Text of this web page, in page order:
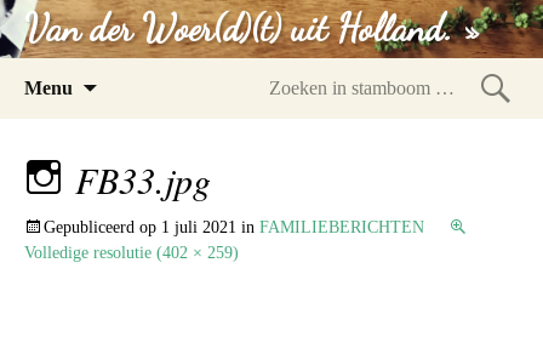
Van der Woer(d)(t) uit Holland. »
Menu
FB33.jpg
Gepubliceerd op 1 juli 2021 in FAMILIEBERICHTEN
Volledige resolutie (402 × 259)